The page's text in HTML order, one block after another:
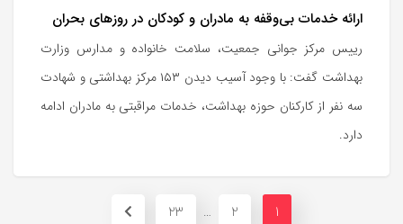
ارائه خدمات بی‌وقفه به مادران و کودکان در روزهای بحران
رییس مرکز جوانی جمعیت، سلامت خانواده و مدارس وزارت
بهداشت گفت: با وجود آسیب دیدن ۱۵۳ مرکز بهداشتی و شهادت
سه نفر از کارکنان حوزه بهداشت، خدمات مراقبتی به مادران ادامه
دارد.
1
2
…
23